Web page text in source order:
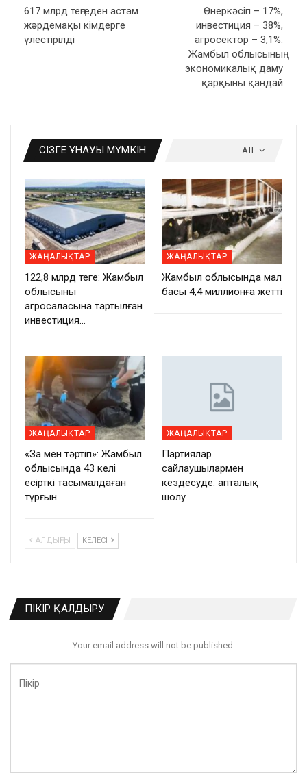
617 млрд теңгеден астам
жәрдемақы кімдерге
үлестірілді
Өнеркәсіп – 17%,
инвестиция – 38%,
агросектор – 3,1%:
Жамбыл облысының
экономикалық даму
қарқыны қандай
All
СІЗГЕ ҰНАУЫ МҮМКІН
ЖАҢАЛЫҚТАР
122,8 млрд теңге: Жамбыл
облысының
агросаласына тартылған
инвестиция…
ЖАҢАЛЫҚТАР
Жамбыл облысында мал
басы 4,4 миллионға жетті
ЖАҢАЛЫҚТАР
«Заң мен тәртіп»: Жамбыл
облысында 43 келі
есірткі тасымалдаған
тұрғын…
ЖАҢАЛЫҚТАР
Партиялар
сайлаушылармен
кездесуде: апталық
шолу
АЛДЫҢҒЫ КЕЛЕСІ
ПІКІР ҚАЛДЫРУ
Your email address will not be published.